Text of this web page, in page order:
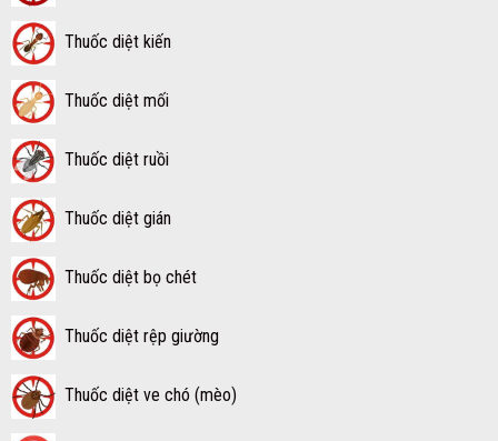
Thuốc diệt kiến
Thuốc diệt mối
Thuốc diệt ruồi
Thuốc diệt gián
Thuốc diệt bọ chét
Thuốc diệt rệp giường
Thuốc diệt ve chó (mèo)